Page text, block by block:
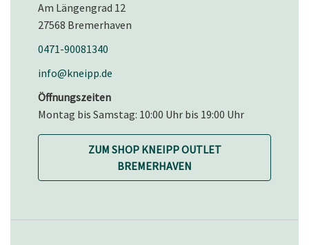
Am Längengrad 12
27568 Bremerhaven
0471-90081340
info@kneipp.de
Öffnungszeiten
Montag bis Samstag: 10:00 Uhr bis 19:00 Uhr
ZUM SHOP KNEIPP OUTLET
BREMERHAVEN